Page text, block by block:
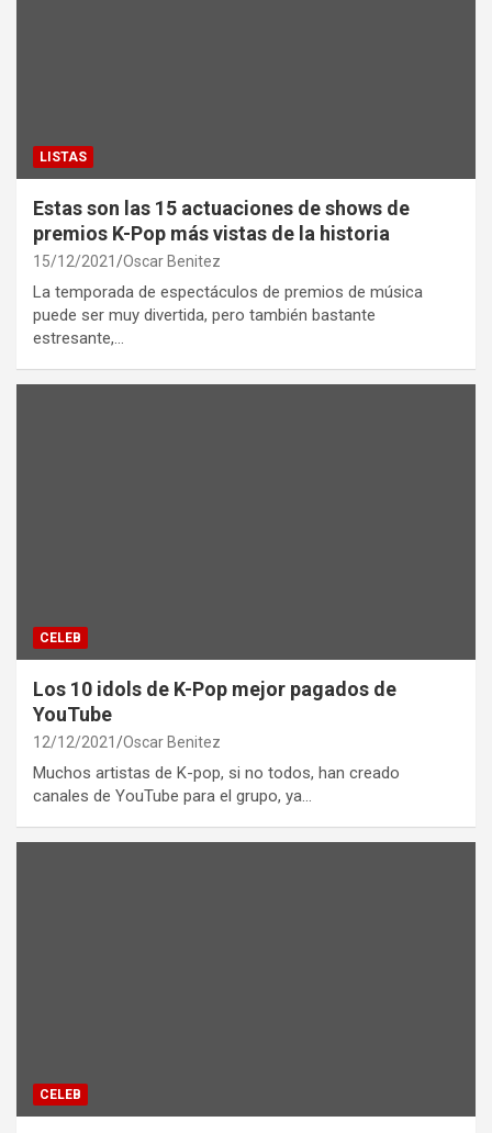
LISTAS
Estas son las 15 actuaciones de shows de
premios K-Pop más vistas de la historia
15/12/2021 Oscar Benitez
La temporada de espectáculos de premios de música
puede ser muy divertida, pero también bastante
estresante,…
CELEB
Los 10 idols de K-Pop mejor pagados de
YouTube
12/12/2021 Oscar Benitez
Muchos artistas de K-pop, si no todos, han creado
canales de YouTube para el grupo, ya…
CELEB